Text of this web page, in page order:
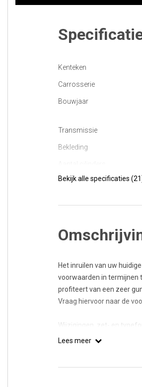
Kenteken
Carrosserie
Bouwjaar
Transmissie
Bekleding
Bekijk alle specificaties
Het inruilen van uw
voorwaarden in termijnen
profiteert van een zeer
Vraag hiervoor naar de
Wijzigingen, zet- en
Lees meer